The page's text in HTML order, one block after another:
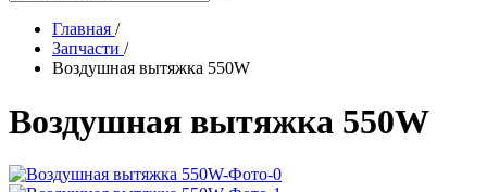
Главная /
Запчасти /
Воздушная вытяжка 550W
Воздушная вытяжка 550W